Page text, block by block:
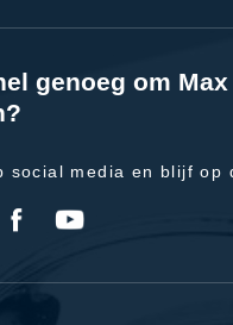
genoeg om
social media en blijf op